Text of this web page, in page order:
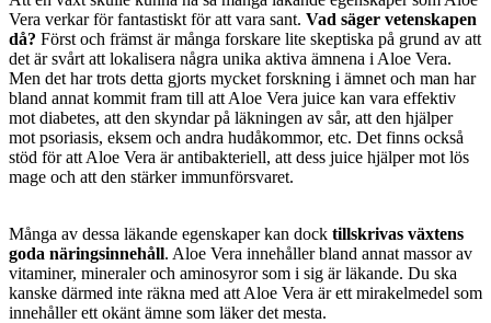
Vera verkar för fantastiskt för att vara sant. Vad säger vetenskapen
då? Först och främst är många forskare lite skeptiska på grund av att
det är svårt att lokalisera några unika aktiva ämnena i Aloe Vera.
Men det har trots detta gjorts mycket forskning i ämnet och man har
bland annat kommit fram till att Aloe Vera juice kan vara effektiv
mot diabetes, att den skyndar på läkningen av sår, att den hjälper
mot psoriasis, eksem och andra hudåkommor, etc. Det finns också
stöd för att Aloe Vera är antibakteriell, att dess juice hjälper mot lös
mage och att den stärker immunförsvaret.
Många av dessa läkande egenskaper kan dock tillskrivas växtens
goda näringsinnehåll. Aloe Vera innehåller bland annat massor av
vitaminer, mineraler och aminosyror som i sig är läkande. Du ska
kanske därmed inte räkna med att Aloe Vera är ett mirakelmedel som
innehåller ett okänt ämne som läker det mesta.